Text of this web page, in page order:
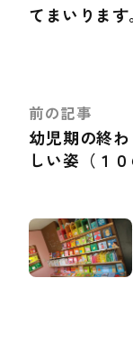
てまいります。
前の記事
幼児期の終
しい姿（１